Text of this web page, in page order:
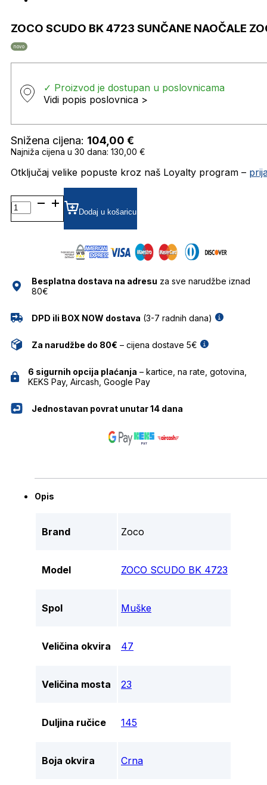
ZOCO SCUDO BK 4723 SUNČANE NAOČALE
novo
✓ Proizvod je dostupan u poslovnicama
Vidi popis poslovnica >
Snižena cijena: 104,00 €
Najniža cijena u 30 dana: 130,00 €
Otključaj velike popuste kroz naš Loyalty program –
ZOCO
SCUDO
BK
količina
Dodaj u košaricu
Besplatna dostava na adresu za sve narudžbe iznad
80€
DPD ili BOX NOW dostava (3-7 radnih dana)
Za narudžbe do 80€ – cijena dostave 5€
6 sigurnih opcija plaćanja – kartice, na rate, gotovina,
KEKS Pay, Aircash, Google Pay
Jednostavan povrat unutar 14 dana
Opis
Brand Zoco
Model ZOCO SCUDO BK 4723
Spol Muške
Veličina okvira 47
Veličina mosta 23
Duljina ručice 145
Boja okvira Crna